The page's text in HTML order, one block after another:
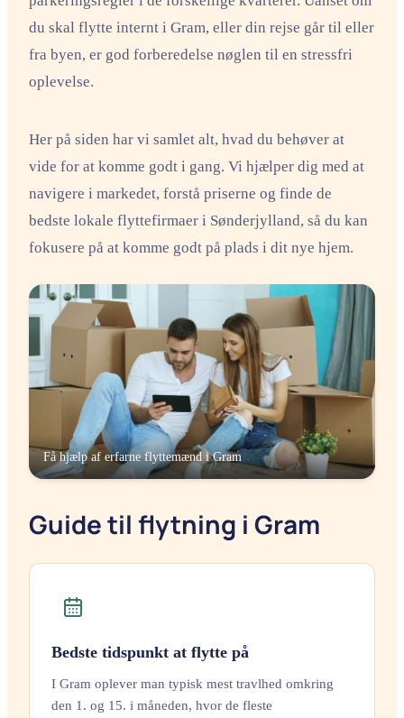
du skal flytte internt i Gram, eller din rejse går til eller
fra byen, er god forberedelse nøglen til en stressfri
oplevelse.
Her på siden har vi samlet alt, hvad du behøver at
vide for at komme godt i gang. Vi hjælper dig med at
navigere i markedet, forstå priserne og finde de
bedste lokale flyttefirmaer i Sønderjylland, så du kan
fokusere på at komme godt på plads i dit nye hjem.
Få hjælp af erfarne flyttemænd iGram
Guide til flytning i Gram
Bedste tidspunkt at flytte på
I Gram oplever man typisk mest travlhed omkring
den 1. og 15. i måneden, hvor de fleste